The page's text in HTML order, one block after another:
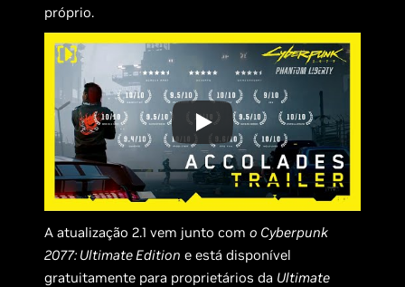
próprio.
A atualização 2.1 vem junto como Cyberpunk
2077: Ultimate Edition e está disponível
gratuitamente para proprietários da Ultimate